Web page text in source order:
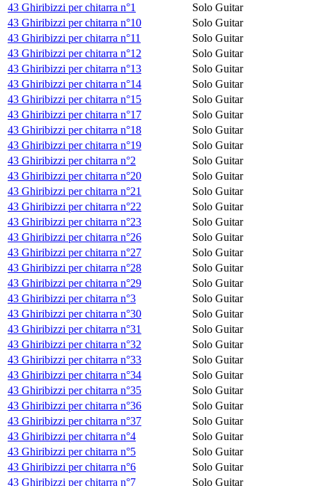
43 Ghiribizzi per chitarra n°1
Solo Guitar
43 Ghiribizzi per chitarra n°10
Solo Guitar
43 Ghiribizzi per chitarra n°11
Solo Guitar
43 Ghiribizzi per chitarra n°12
Solo Guitar
43 Ghiribizzi per chitarra n°13
Solo Guitar
43 Ghiribizzi per chitarra n°14
Solo Guitar
43 Ghiribizzi per chitarra n°15
Solo Guitar
43 Ghiribizzi per chitarra n°17
Solo Guitar
43 Ghiribizzi per chitarra n°18
Solo Guitar
43 Ghiribizzi per chitarra n°19
Solo Guitar
43 Ghiribizzi per chitarra n°2
Solo Guitar
43 Ghiribizzi per chitarra n°20
Solo Guitar
43 Ghiribizzi per chitarra n°21
Solo Guitar
43 Ghiribizzi per chitarra n°22
Solo Guitar
43 Ghiribizzi per chitarra n°23
Solo Guitar
43 Ghiribizzi per chitarra n°26
Solo Guitar
43 Ghiribizzi per chitarra n°27
Solo Guitar
43 Ghiribizzi per chitarra n°28
Solo Guitar
43 Ghiribizzi per chitarra n°29
Solo Guitar
43 Ghiribizzi per chitarra n°3
Solo Guitar
43 Ghiribizzi per chitarra n°30
Solo Guitar
43 Ghiribizzi per chitarra n°31
Solo Guitar
43 Ghiribizzi per chitarra n°32
Solo Guitar
43 Ghiribizzi per chitarra n°33
Solo Guitar
43 Ghiribizzi per chitarra n°34
Solo Guitar
43 Ghiribizzi per chitarra n°35
Solo Guitar
43 Ghiribizzi per chitarra n°36
Solo Guitar
43 Ghiribizzi per chitarra n°37
Solo Guitar
43 Ghiribizzi per chitarra n°4
Solo Guitar
43 Ghiribizzi per chitarra n°5
Solo Guitar
43 Ghiribizzi per chitarra n°6
Solo Guitar
43 Ghiribizzi per chitarra n°7
Solo Guitar